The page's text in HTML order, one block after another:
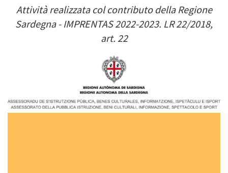
Attività realizzata col contributo della Regione
Sardegna - IMPRENTAS 2022-2023. LR 22/2018,
art. 22